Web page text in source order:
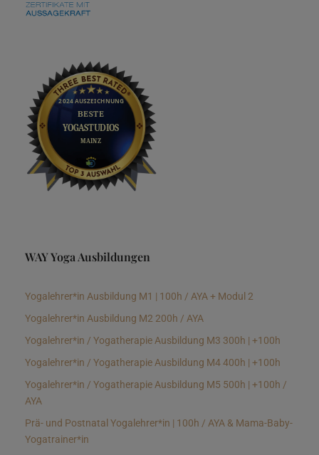
WAY Yoga Ausbildungen
Yogalehrer*in Ausbildung M1 | 100h / AYA + Modul 2
Yogalehrer*in Ausbildung M2 200h / AYA
Yogalehrer*in / Yogatherapie Ausbildung M3 300h | +100h
Yogalehrer*in / Yogatherapie Ausbildung M4 400h | +100h
Yogalehrer*in / Yogatherapie Ausbildung M5 500h | +100h /
AYA
Prä- und Postnatal Yogalehrer*in | 100h / AYA & Mama-Baby-
Yogatrainer*in